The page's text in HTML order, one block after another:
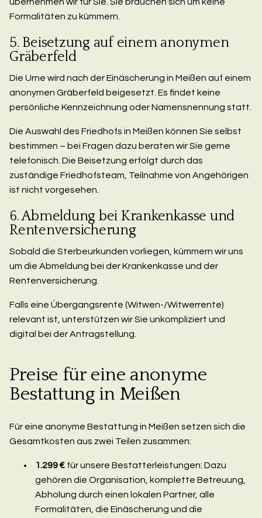
Formalitäten zu kümmern.
5. Beisetzung auf einem anonymen
Gräberfeld
Die Urne wird nach der Einäscherung in Meißen auf einem
anonymen Gräberfeld beigesetzt. Es findet keine
persönliche Kennzeichnung oder Namensnennung statt.
Die Auswahl des Friedhofs in Meißen können Sie selbst
bestimmen – bei Fragen dazu beraten wir Sie gerne
telefonisch. Die Beisetzung erfolgt durch das
zuständige Friedhofsteam, Teilnahme von Angehörigen
ist nicht vorgesehen.
6. Abmeldung bei Krankenkasse und
Rentenversicherung
Sobald die Sterbeurkunden vorliegen, kümmern wir uns
um die Abmeldung bei der Krankenkasse und der
Rentenversicherung.
Falls eine Übergangsrente (Witwen-/Witwerrente)
relevant ist, unterstützen wir Sie unkompliziert und
digital bei der Antragstellung.
Preise für eine anonyme
Bestattung in Meißen
Für eine anonyme Bestattung in Meißen setzen sich die
Gesamtkosten aus zwei Teilen zusammen:
1.299 € für unsere Bestatterleistungen: Dazu
gehören die Organisation, komplette Betreuung,
Abholung durch einen lokalen Partner, alle
Formalitäten, die Einäscherung und die